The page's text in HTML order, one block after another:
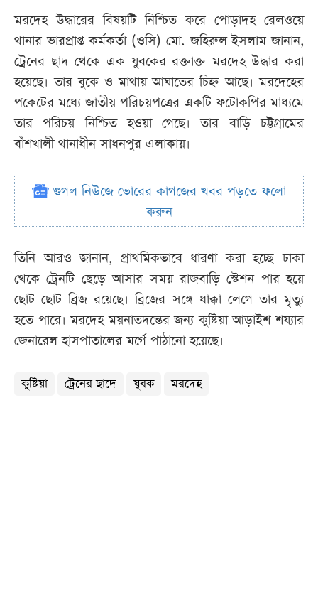
মরদেহ উদ্ধারের বিষয়টি নিশ্চিত করে পোড়াদহ রেলওয়ে
থানার ভারপ্রাপ্ত কর্মকর্তা (ওসি) মো. জহিরুল ইসলাম জানান,
ট্রেনের ছাদ থেকে এক যুবকের রক্তাক্ত মরদেহ উদ্ধার করা
হয়েছে। তার বুকে ও মাথায় আঘাতের চিহ্ন আছে। মরদেহের
পকেটের মধ্যে জাতীয় পরিচয়পত্রের একটি ফটোকপির মাধ্যমে
তার পরিচয় নিশ্চিত হওয়া গেছে। তার বাড়ি চট্টগ্রামের
বাঁশখালী থানাধীন সাধনপুর এলাকায়।
গুগল নিউজে ভোরের কাগজের খবর পড়তে ফলো
করুন
তিনি আরও জানান, প্রাথমিকভাবে ধারণা করা হচ্ছে ঢাকা
থেকে ট্রেনটি ছেড়ে আসার সময় রাজবাড়ি স্টেশন পার হয়ে
ছোট ছোট ব্রিজ রয়েছে। ব্রিজের সঙ্গে ধাক্কা লেগে তার মৃত্যু
হতে পারে। মরদেহ ময়নাতদন্তের জন্য কুষ্টিয়া আড়াইশ শয্যার
জেনারেল হাসপাতালের মর্গে পাঠানো হয়েছে।
কুষ্টিয়া ট্রেনের ছাদে যুবক মরদেহ